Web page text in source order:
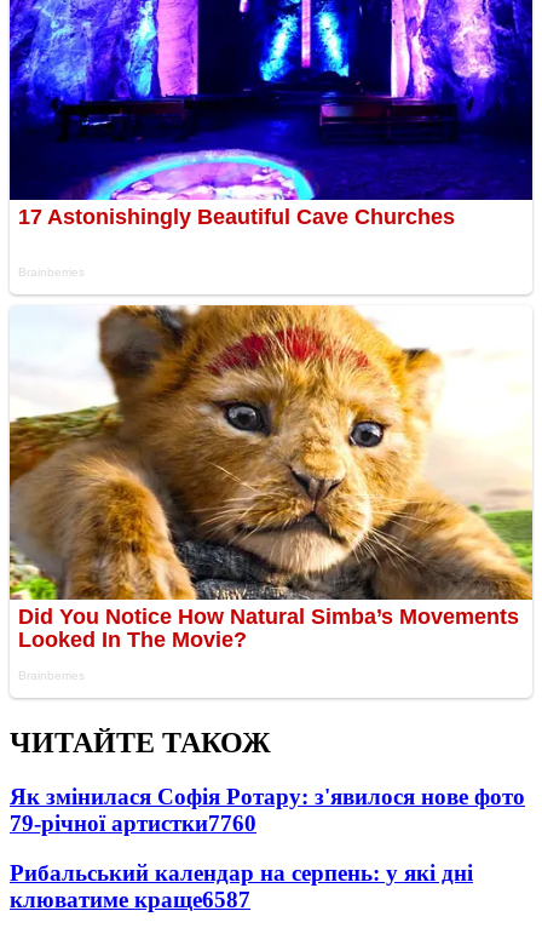
ЧИТАЙТЕ ТАКОЖ
Як змінилася Софія Ротару: з'явилося нове фото
79-річної артистки7760
Рибальський календар на серпень: у які дні
клюватиме краще6587